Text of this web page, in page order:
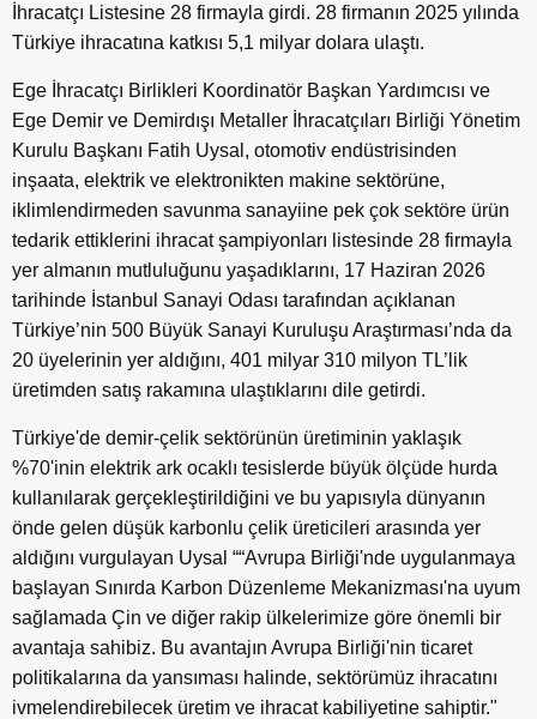
İhracatçı Listesine 28 firmayla girdi. 28 firmanın 2025 yılında
Türkiye ihracatına katkısı 5,1 milyar dolara ulaştı.
Ege İhracatçı Birlikleri Koordinatör Başkan Yardımcısı ve
Ege Demir ve Demirdışı Metaller İhracatçıları Birliği Yönetim
Kurulu Başkanı Fatih Uysal, otomotiv endüstrisinden
inşaata, elektrik ve elektronikten makine sektörüne,
iklimlendirmeden savunma sanayiine pek çok sektöre ürün
tedarik ettiklerini ihracat şampiyonları listesinde 28 firmayla
yer almanın mutluluğunu yaşadıklarını, 17 Haziran 2026
tarihinde İstanbul Sanayi Odası tarafından açıklanan
Türkiye’nin 500 Büyük Sanayi Kuruluşu Araştırması’nda da
20 üyelerinin yer aldığını, 401 milyar 310 milyon TL’lik
üretimden satış rakamına ulaştıklarını dile getirdi.
Türkiye'de demir-çelik sektörünün üretiminin yaklaşık
%70'inin elektrik ark ocaklı tesislerde büyük ölçüde hurda
kullanılarak gerçekleştirildiğini ve bu yapısıyla dünyanın
önde gelen düşük karbonlu çelik üreticileri arasında yer
aldığını vurgulayan Uysal ““Avrupa Birliği'nde uygulanmaya
başlayan Sınırda Karbon Düzenleme Mekanizması'na uyum
sağlamada Çin ve diğer rakip ülkelerimize göre önemli bir
avantaja sahibiz. Bu avantajın Avrupa Birliği'nin ticaret
politikalarına da yansıması halinde, sektörümüz ihracatını
ivmelendirebilecek üretim ve ihracat kabiliyetine sahiptir."